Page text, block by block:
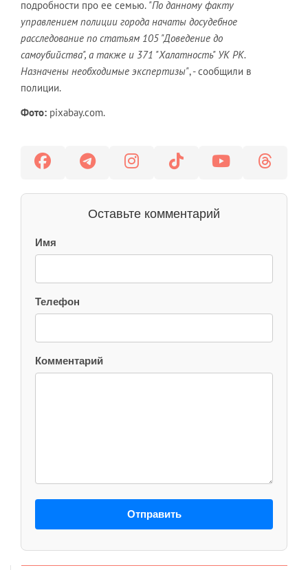
подробности про ее семью. "По данному факту
управлением полиции города начаты досудебное
расследование по статьям 105 "Доведение до
самоубийства", а также​ и 371 "Халатность" УК РК.
Назначены необходимые экспертизы", - сообщили в
полиции.
Фото: pixabay.com.
Оставьте комментарий
Имя
Телефон
Комментарий
Отправить